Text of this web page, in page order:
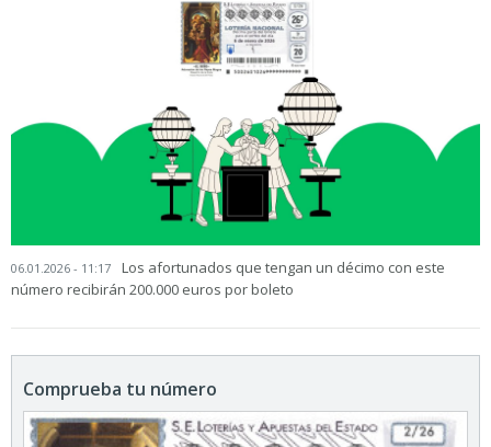
06.01.2026 - 11:17
Los afortunados que tengan un décimo con este
número recibirán 200.000 euros por boleto
Comprueba tu número